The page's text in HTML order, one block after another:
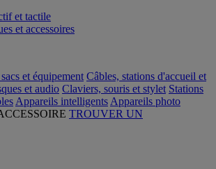
et tactile
et accessoires
et équipement Câbles, stations d'accueil et
et audio Claviers, souris et stylet Stations
Appareils intelligents Appareils photo
TROUVER UN